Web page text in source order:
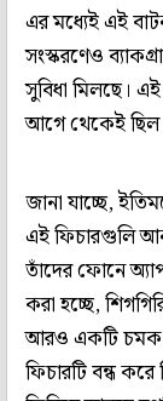
এর মধ্যেই এই
সংস্করণেও
সুবিধা মিলছে।
আগে থেকেই
জানা যাচ্ছে,
এই ফিচারগুলি
তাঁদের ফোনে
করা হচ্ছে,
আরও একটি চমক
ফিচারটি বন্ধ